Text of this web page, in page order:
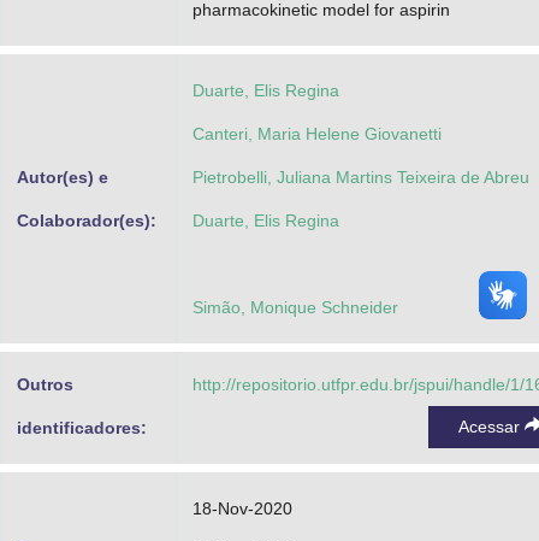
pharmacokinetic model for aspirin
Autor(es) e
Colaborador(es):
Duarte, Elis Regina
Canteri, Maria Helene Giovanetti
Pietrobelli, Juliana Martins Teixeira de Abreu
Duarte, Elis Regina
Simão, Monique Schneider
Outros
identificadores:
http://repositorio.utfpr.edu.br/jspui/handle/1/
Acessar
18-Nov-2020